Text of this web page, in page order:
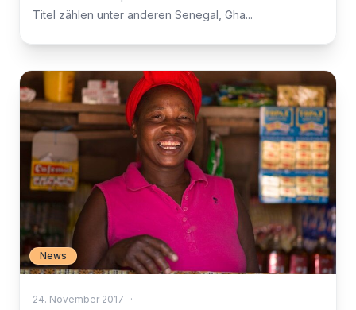
Titel zählen unter anderen Senegal, Gha...
News
24. November 2017 ·